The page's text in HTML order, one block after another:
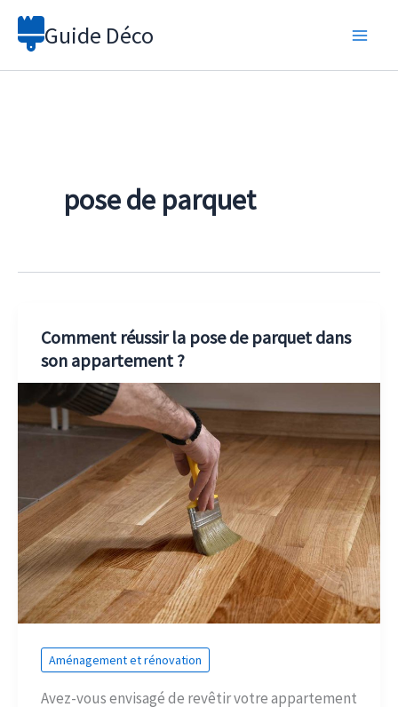
Aller
Guide Déco
pose de parquet
Comment réussir la pose de parquet dans
son appartement ?
Aménagement et rénovation
Avez-vous envisagé de revêtir votre appartement